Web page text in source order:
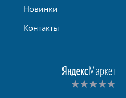
Новинки
Контакты